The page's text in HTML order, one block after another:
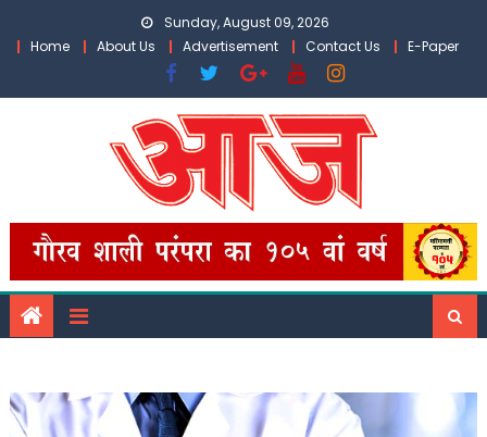
Sunday, August 09, 2026
Home
About Us Advertisement Contact Us E-Paper